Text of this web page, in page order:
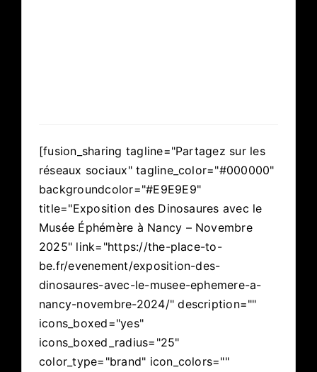
[fusion_sharing tagline="Partagez sur les
réseaux sociaux" tagline_color="#000000"
backgroundcolor="#E9E9E9"
title="Exposition des Dinosaures avec le
Musée Éphémère à Nancy – Novembre
2025" link="https://the-place-to-
be.fr/evenement/exposition-des-
dinosaures-avec-le-musee-ephemere-a-
nancy-novembre-2024/" description=""
icons_boxed="yes"
icons_boxed_radius="25"
color_type="brand" icon_colors=""